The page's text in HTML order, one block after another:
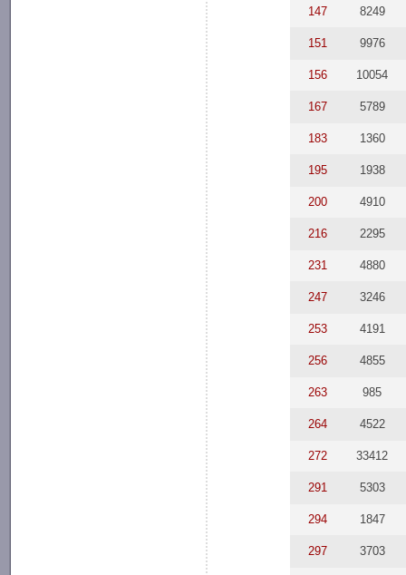
147 8249
151 9976
156 10054
167 5789
183 1360
195 1938
200 4910
216 2295
231 4880
247 3246
253 4191
256 4855
263 985
264 4522
272 33412
291 5303
294 1847
297 3703